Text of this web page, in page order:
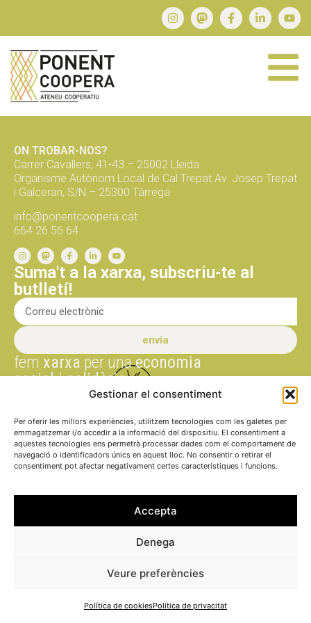
Gestionar el consentiment
Per oferir les millors experiències, utilitzem tecnologies com les galetes per
emmagatzemar i/o accedir a la informació del dispositiu. El consentiment a
aquestes tecnologies ens permetrà processar dades com el comportament de
navegació o identificadors únics en aquest lloc. No consentir o retirar el
consentiment pot afectar negativament certes característiques i funcions.
Accepta
Denega
Veure preferències
Política de cookiesPolítica de privacitat
FINANÇA
Avís legal
Política de
Política de
ON TROBAR-NOS?
Carrer Cavallers, 41-43 – 25002 Lleida
Organisme Autònom Local de Cal Trepat Av. Josep Trepat
i Galceran, S/N – 25300 Tàrrega
info@ponentcoopera.cat
664 26 56 64
Suma't a la xarxa, subscriu-te al
butlletí!
envia
fem xarxa per unaeconomia
social i solidària